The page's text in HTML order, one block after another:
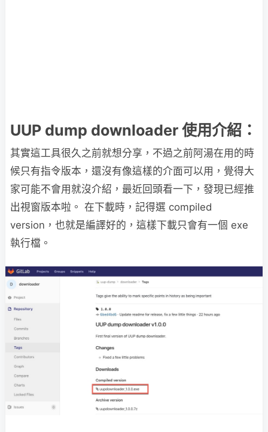
UUP dump downloader 使用介紹：
其實這工具很久之前就想分享，不過之前阿湯在用的時
候只有指令版本，還沒有像這樣的介面可以用，覺得大
家可能不會用就沒介紹，最近回頭看一下，發現已經推
出視窗版本啦。 在下載時，記得選 compiled
version，也就是編譯好的，這樣下載只會有一個 exe
執行檔。